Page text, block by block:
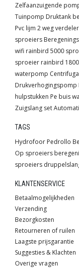
Zelfaanzuigende
Tuinpomp Druktank
Pvc lijm 2 weg
sproeiers
wifi rainbird 5000
sproeier rainbird
waterpomp
Drukverhogingspomp
hulpstukken Pe buis
Zuigslang set
TAGS
Hydrofoor Pedrollo
Op sproeiers
sproeiers
KLANTENSERVICE
Betaalmogelijkheden
Verzending
Bezorgkosten
Retourneren of ruilen
Laagste prijsgarantie
Suggesties & Klachten
Overige vragen